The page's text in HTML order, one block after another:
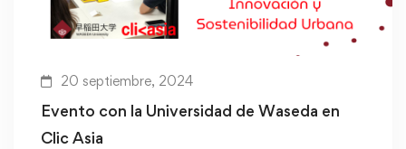
20 septiembre, 2024
Evento con la Universidad de Waseda en
Clic Asia